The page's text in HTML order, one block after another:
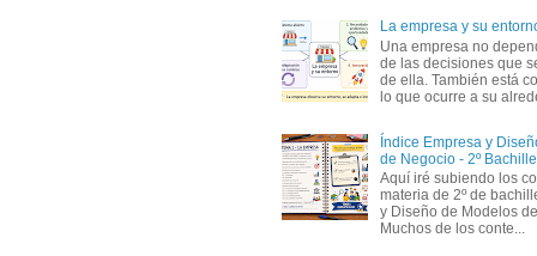
La empresa y su
Una empresa no
de las decisiones que
de ella. También está
lo que ocurre a su
Índice Empresa y
de Negocio - 2º
Aquí iré subiendo los
materia de 2º de
y Diseño de Modelos
Muchos de los conte...